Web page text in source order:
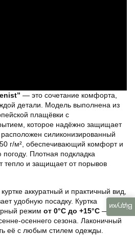
— это сочетание комфорта,
детали. Модель выполнена из
плащёвки с
которое надёжно защищает
силиконизированный
г/м², обеспечивающий комфорт и
Плотная подкладка
тепло и защищает от порывов
аккуратный и практичный вид,
удобную посадку. Куртка
режим от 0°C до +15°C — это
осеннего сезона. Лаконичный
её с любым стилем одежды.
Відгуки